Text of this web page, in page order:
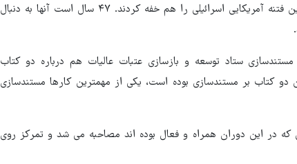
گفت: خدا را شکر که مردم با بصیرت و درایت این فتنه آمریکایی اسرائیلی را هم خفه کردند. ۴۷ سال است آنها به دنبال
ستاد توسعه و بازسازی عتبات عالیات هم درباره دو کتاب
کتاب بر مستندسازی بوده است، یکی از مهمترین کارها مستندسازی
که در این دوران همراه و فعال بوده اند مصاحبه می شد و تمرکز روی